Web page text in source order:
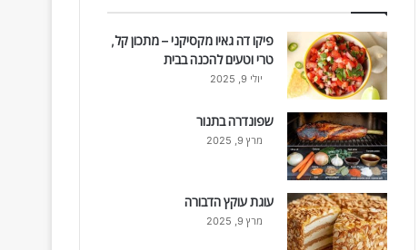
פיקו דה גאיו מקסיקני – מתכון קל,
טרי וטעים להכנה בבית
יולי 9, 2025
שפונדרה בתנור
מרץ 9, 2025
עוגת עוקץ הדבורה
מרץ 9, 2025